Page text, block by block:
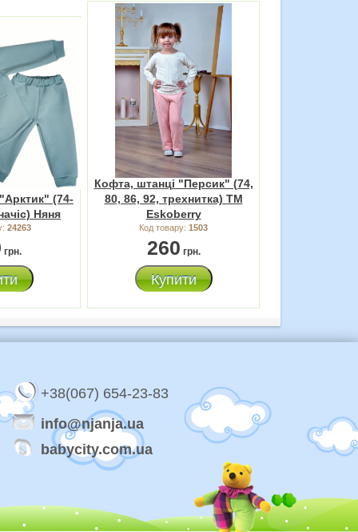
(74-
Няня
24263
грн.
Кофта, штанці "Персик" (74,
80, 86, 92, трехнитка) ТМ
Eskoberry
Код товару: 1503
260 грн.
Купити
+38(067) 654-23-83
info@njanja.ua
babycity.com.ua